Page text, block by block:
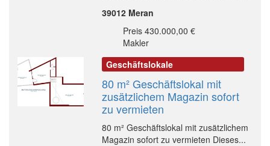
39012 Meran
Preis 430.000,00 €
Makler
Geschäftslokale
80 m² Geschäftslokal mit
zusätzlichem Magazin sofort
zu vermieten
80 m² Geschäftslokal mit zusätzlichem
Magazin sofort zu vermieten Dieses...